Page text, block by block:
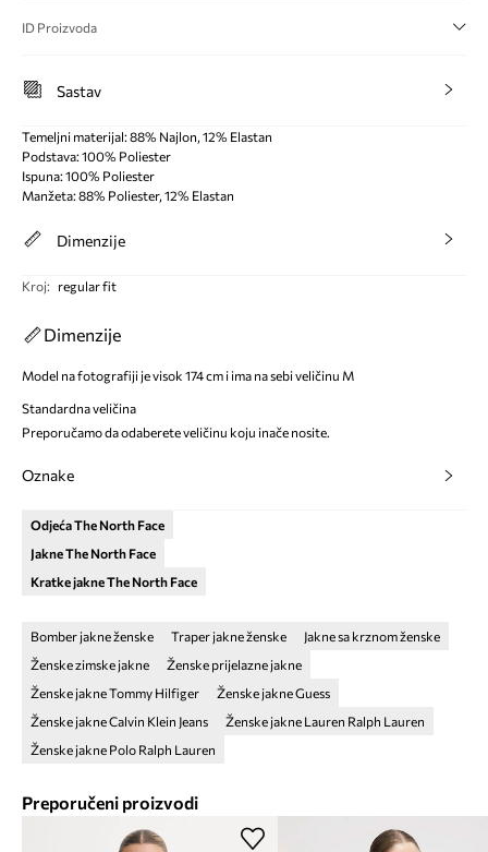
ID Proizvoda
Sastav
Temeljni materijal: 88% Najlon, 12% Elastan
Podstava: 100% Poliester
Ispuna: 100% Poliester
Manžeta: 88% Poliester, 12% Elastan
Dimenzije
Kroj: regular fit
Dimenzije
Model na fotografiji je visok 174 cm i ima na sebi veličinu M
Standardna veličina
Preporučamo da odaberete veličinu koju inače nosite.
Oznake
Odjeća The North Face
Jakne The North Face
Kratke jakne The North Face
Bomber jakne ženske Traper jakne ženske
Jakne sa krznom ženske
Ženske zimske jakne
Ženske prijelazne jakne
Ženske jakne Tommy Hilfiger
Ženske jakne Guess
Ženske jakne Calvin Klein Jeans
Ženske jakne Lauren Ralph Lauren
Ženske jakne Polo Ralph Lauren
Preporučeni proizvodi